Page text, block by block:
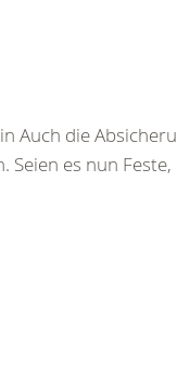
Auch die
Seien es nun